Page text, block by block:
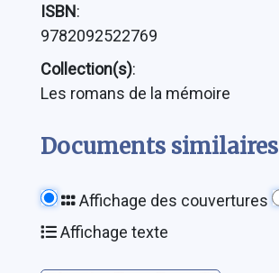
ISBN:
9782092522769
Collection(s):
Les romans de la mémoire
Documents similaires
Affichage des couvertures
Affichage texte